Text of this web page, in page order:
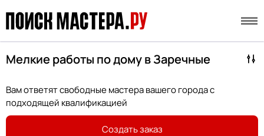
Мелкие работы по дому в Заречные
Вам ответят свободные мастера вашего города с
подходящей квалификацией
Создать заказ